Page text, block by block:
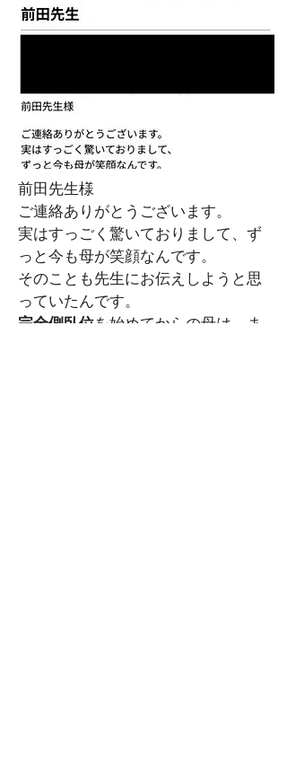
前田先生様
ご連絡ありがとうございます。
実はすっごく驚いておりまして、ず
っと今も母が笑顔なんです。
そのことも先生にお伝えしようと思
っていたんです。
完全側臥位を始めてからの母は、ま